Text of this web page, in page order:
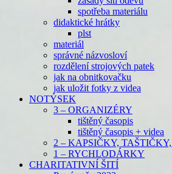
spotřeba materiálu
didaktické hrátky
plst
materiál
správné názvosloví
rozdělení strojových patek
jak na obnitkovačku
jak uložit fotky z videa
NOTÝSEK
3 – ORGANIZÉRY
tištěný časopis
tištěný časopis + videa
2 – KAPSIČKY,
1 – RYCHLODÁRKY
CHARITATIVNÍ ŠITÍ